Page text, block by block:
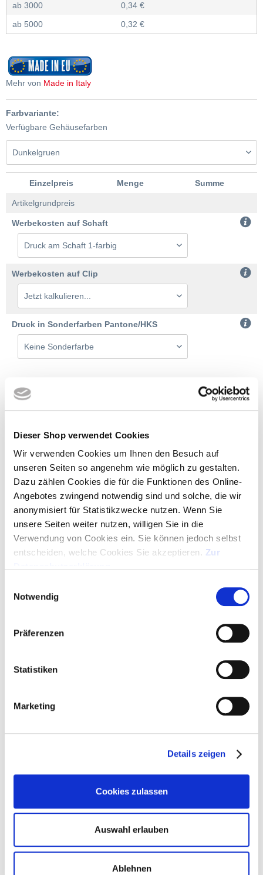
Dieser Shop verwendet Cookies
Wir verwenden Cookies um Ihnen den Besuch auf
unseren Seiten so angenehm wie möglich zu gestalten.
Dazu zählen Cookies die für die Funktionen des Online-
Angebotes zwingend notwendig sind und solche, die wir
anonymisiert für Statistikzwecke nutzen. Wenn Sie
unsere Seiten weiter nutzen, willigen Sie in die
Verwendung von Cookies ein. Sie können jedoch selbst
entscheiden, welche Cookies Sie akzeptieren. Zur
Notwendig
Präferenzen
Statistiken
Marketing
Details zeigen
Cookies zulassen
Auswahl erlauben
Ablehnen
ab 3000
0,34 €
ab 5000 0,32 €
Mehr von Made in Italy
Farbvariante:
Verfügbare Gehäusefarben
Einzelpreis Menge Summe
Artikelgrundpreis
Werbekosten auf Schaft
Werbekosten auf Clip
Druck in Sonderfarben Pantone/HKS
Bestellmenge
ANGEBOT ALS PDF
MUSTER ANFORDERN
+49 (0)89 329 88 95 00
Freitag 09:00 Uhr – 15:00 Uhr